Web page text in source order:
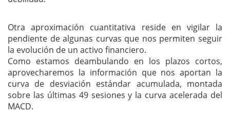
Otra aproximación cuantitativa reside en vigilar la
pendiente de algunas curvas que nos permiten seguir
la evolución de un activo financiero.
Como estamos deambulando en los plazos cortos,
aprovecharemos la información que nos aportan la
curva de desviación estándar acumulada, montada
sobre las últimas 49 sesiones y la curva acelerada del
MACD.